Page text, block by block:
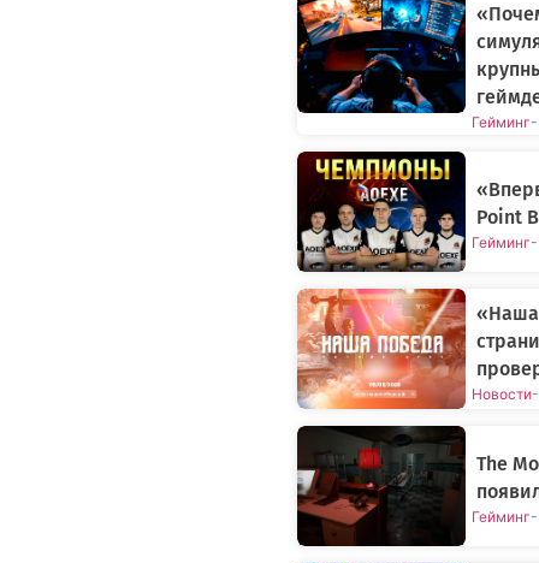
Гейминг
Point
Гейминг
«Наша
Новости
The
Гейминг